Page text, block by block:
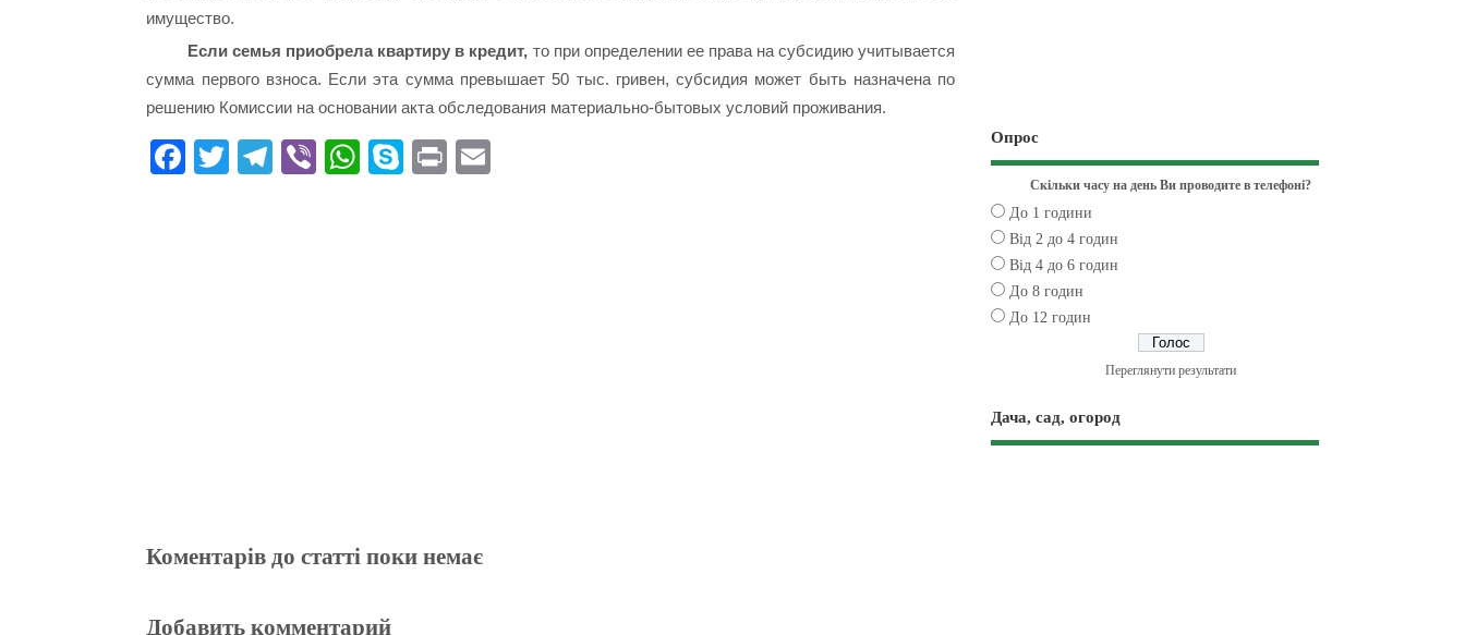
имущество.
Если семья приобрела квартиру в кредит, то при определении ее права на субсидию учитывается
сумма первого взноса. Если эта сумма превышает 50 тыс. гривен, субсидия может быть назначена по
решению Комиссии на основании акта обследования материально-бытовых условий проживания.
Fa T
Te Vi
W
S
Pr
Коментарів до статті поки немає
Добавить комментарий
Опрос
Скільки часу на день Ви проводите в телефоні?
До 1 години
Від 2 до 4 годин
Від 4 до 6 годин
До 8 годин
До 12 годин
Переглянути результати
Дача, сад, огород